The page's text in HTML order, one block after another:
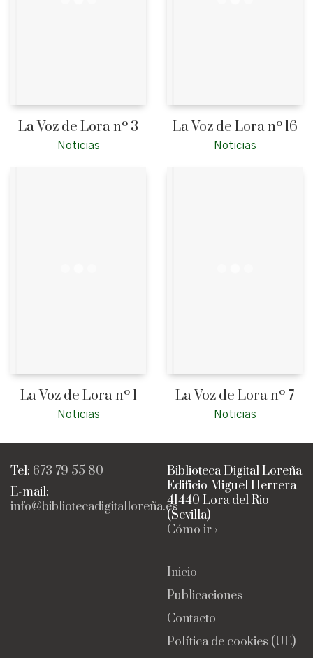
La Voz de Lora nº 3
Noticias
La Voz de Lora nº 16
Noticias
La Voz de Lora nº 1
Noticias
La Voz de Lora nº 7
Noticias
Tel: 673 79 55 80
E-mail:
info@bibliotecadigitalloreña.es
Biblioteca Digital Loreña
Edificio Miguel Herrera
41440 Lora del Rio
(Sevilla)
Cómo ir ›
Inicio
Publicaciones
Contacto
Política de cookies (UE)